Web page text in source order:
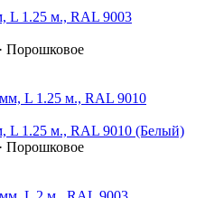
L 1.25 м., RAL 9003
Порошковое
L 1.25 м., RAL 9010 (Белый)
Порошковое